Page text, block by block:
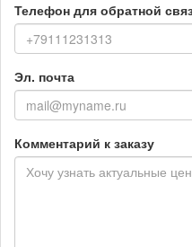
Телефон для обратной
Эл. почта
Комментарий к заказу